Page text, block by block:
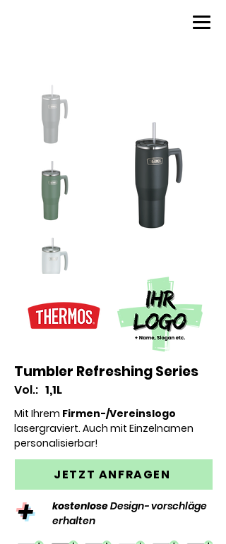
Tumbler Refreshing Series
Vol.: 1,1L
Mit Ihrem Firmen-/Vereinslogo
lasergraviert. Auch mit Einzelnamen
personalisierbar!
JETZT ANFRAGEN
+ kostenloseDesign- vorschläge
erhalten